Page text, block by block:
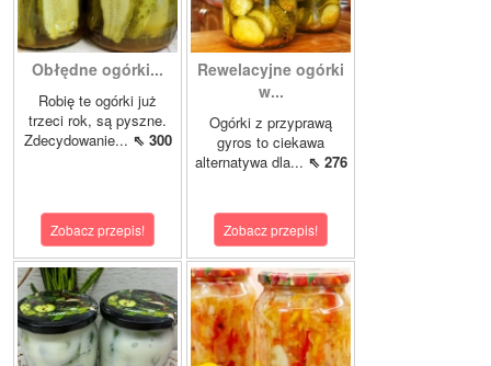
Obłędne ogórki...
Robię te ogórki już
trzeci rok, są pyszne.
Zdecydowanie... ⇖ 300
Zobacz przepis!
Rewelacyjne ogórki
w...
Ogórki z przyprawą
gyros to ciekawa
alternatywa dla... ⇖ 276
Zobacz przepis!